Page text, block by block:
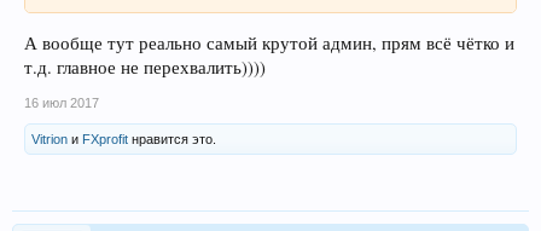
А вообще тут реально самый крутой админ, прям всё чётко и
т.д. главное не перехвалить))))
16 июл 2017
Vitrion и FXprofit нравится это.